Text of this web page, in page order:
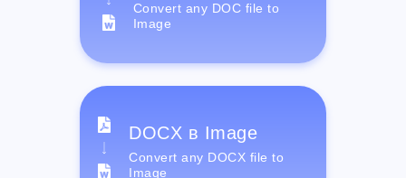
Convert any DOC file to
Image
DOCX в Image
Convert any DOCX file to
Image